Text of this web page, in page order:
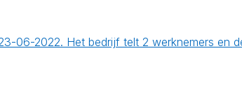
06-2022. Het bedrijf telt 2 werknemers en